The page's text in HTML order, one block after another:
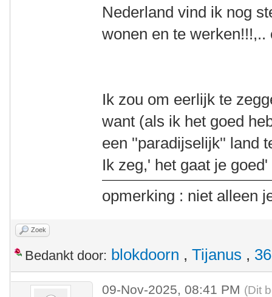
Nederland vind ik nog
wonen en te
Ik zou om eerlijk te
want (als ik het goed
een ''paradijselijk'' land
Ik zeg,' het gaat je
opmerking : niet alleen
Zoek
Bedankt door: blokdoorn , Tijanus ,
09-Nov-2025, 08:41 PM (Dit